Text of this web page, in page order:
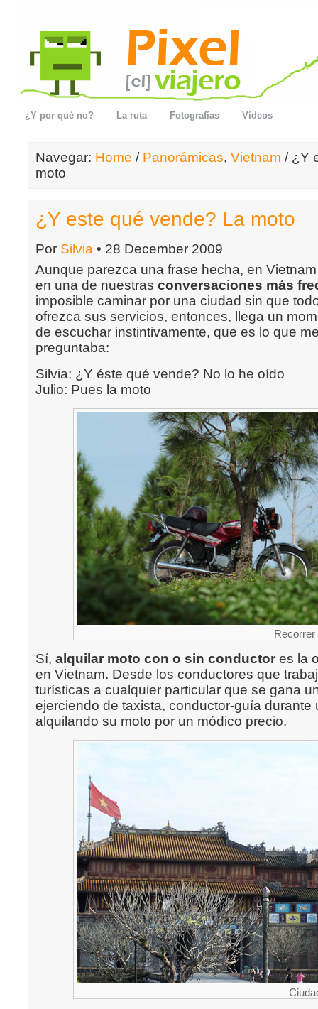
¿Y por qué no? La ruta Fotografías Vídeos
Navegar: Home / Panorámicas, Vietnam / ¿Y
moto
¿Y este qué vende? La moto
Por Silvia • 28 December 2009
Aunque parezca una frase hecha, en
en una de nuestras conversaciones más
imposible caminar por una ciudad sin que
ofrezca sus servicios, entonces, llega un
de escuchar instintivamente, que es lo que
preguntaba:
Silvia: ¿Y éste qué vende? No lo he oído
Julio: Pues la moto
Recorrer
Sí, alquilar moto con o sin conductor es la
en Vietnam. Desde los conductores que
turísticas a cualquier particular que se gana
ejerciendo de taxista, conductor-guía durante
alquilando su moto por un módico precio.